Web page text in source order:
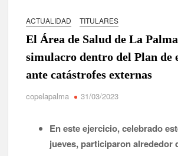
Tato Primera: “Quiero luchar por el título de
España y traer el cinturón a Canarias”
José Carlos Martín: “La Palma tendrá antes
de ajedrez con 200 jugadores”
Víctor González destaca el papel del deporte
David Ruiz rechaza las críticas de Nueva
que Tazacorte “avanza y cumple objetivos”
ACTUALIDAD TITULARES
El Área de Salud de La
simulacro dentro del Plan de
ante catástrofes externas
copelapalma 31/03/2023
En este ejercicio, celebrado
jueves, participaron alrededor